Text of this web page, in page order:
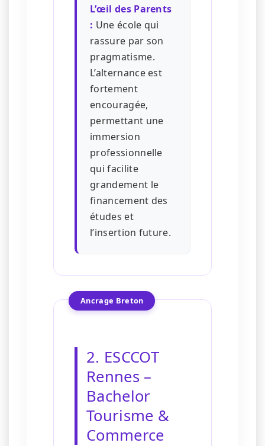
L’œil des Parents
: Une école qui
rassure par son
pragmatisme.
L’alternance est
fortement
encouragée,
permettant une
immersion
professionnelle
qui facilite
grandement le
financement des
études et
l’insertion future.
Ancrage Breton
2. ESCCOT
Rennes –
Bachelor
Tourisme &
Commerce